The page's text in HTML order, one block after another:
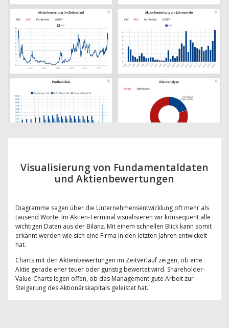
Visualisierung von Fundamentaldaten
und Aktienbewertungen
Diagramme sagen über die Unternehmensentwicklung oft mehr als
tausend Worte. Im Aktien-Terminal visualisieren wir konsequent alle
wichtigen Daten aus der Bilanz. Mit einem schnellen Blick kann somit
erkannt werden wie sich eine Firma in den letzten Jahren entwickelt
hat.
Charts mit den Aktienbewertungen im Zeitverlauf zeigen, ob eine
Aktie gerade eher teuer oder günstig bewertet wird. Shareholder-
Value-Charts legen offen, ob das Management gute Arbeit zur
Steigerung des Aktionärskapitals geleistet hat.